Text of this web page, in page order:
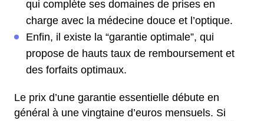
qui complète ses domaines de prises en
charge avec la médecine douce et l’optique.
Enfin, il existe la “garantie optimale”, qui
propose de hauts taux de remboursement et
des forfaits optimaux.
Le prix d’une garantie essentielle débute en
général à une vingtaine d’euros mensuels. Si